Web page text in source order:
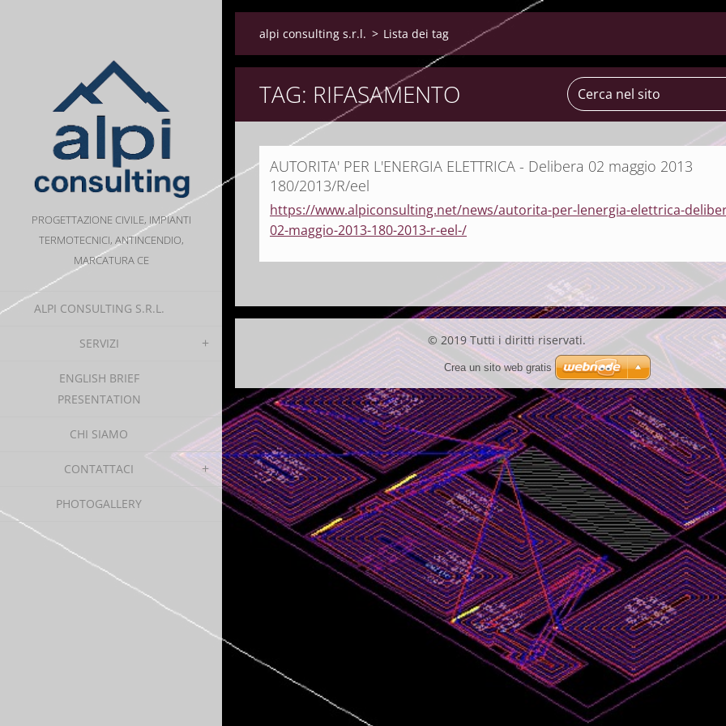
PROGETTAZIONE CIVILE, IMPIANTI
TERMOTECNICI, ANTINCENDIO,
MARCATURA CE
ALPI CONSULTING S.R.L.
SERVIZI
ENGLISH BRIEF
PRESENTATION
CHI SIAMO
CONTATTACI
PHOTOGALLERY
alpi consulting s.r.l. > Lista dei tag
TAG: RIFASAMENTO
AUTORITA' PER L'ENERGIA ELETTRICA - Delibera 02 maggio 2013
180/2013/R/eel
https://www.alpiconsulting.net/news/autorita-per-lenergia-elettrica-
02-maggio-2013-180-2013-r-eel-/
© 2019 Tutti i diritti riservati.
Crea un sito web gratis